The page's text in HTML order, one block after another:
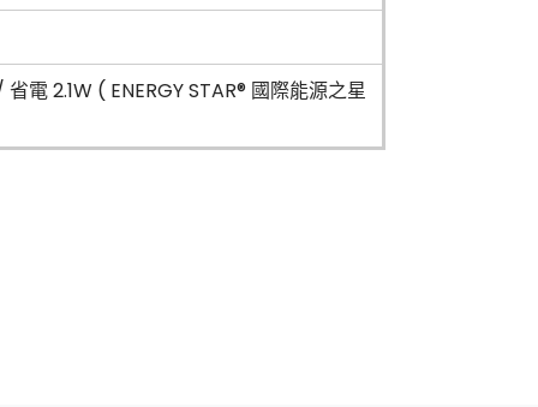
電 2.1W ( ENERGY STAR® 國際能源之星